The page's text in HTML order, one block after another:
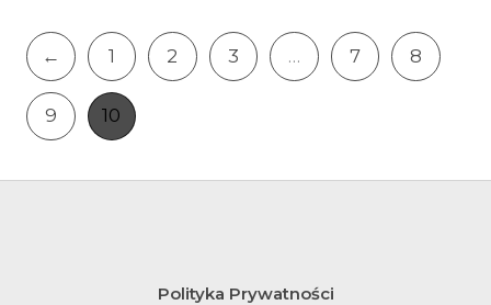
← 1 2 3 … 7 8
9 10
Polityka Prywatności